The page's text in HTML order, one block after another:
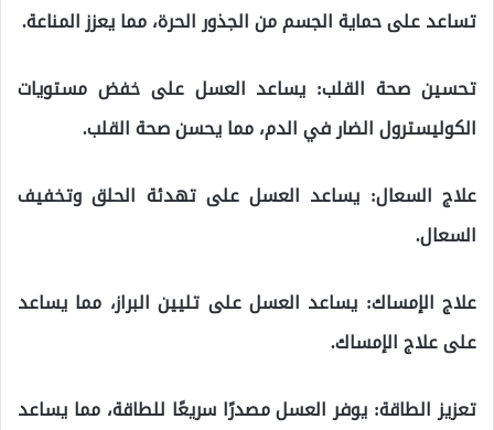
تساعد على حماية الجسم من الجذور الحرة، مما يعزز المناعة.
تحسين صحة القلب: يساعد العسل على خفض مستويات
الكوليسترول الضار في الدم، مما يحسن صحة القلب.
علاج السعال: يساعد العسل على تهدئة الحلق وتخفيف
السعال.
علاج الإمساك: يساعد العسل على تليين البراز، مما يساعد
على علاج الإمساك.
تعزيز الطاقة: يوفر العسل مصدرًا سريعًا للطاقة، مما يساعد